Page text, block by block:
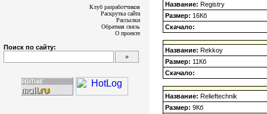
Клуб разработчиков
Раскрутка сайта
Рассылки
Обратная связь
О проекте
Поиск по сайту:
Название: Registry
Размер: 16Кб
Скачало:
Название: Rekkoy
Размер: 11Кб
Скачало:
Название: Relieftechnik
Размер: 9Кб